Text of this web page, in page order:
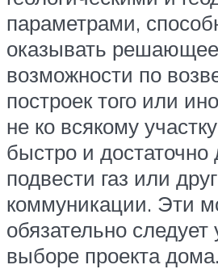
параметрами,
оказывать
возможности по
построек того или
не ко всякому
быстро и
подвести газ или
коммуникации. Эти
обязательно следует
выборе проекта дома.